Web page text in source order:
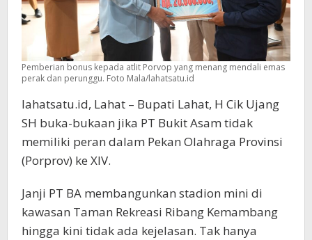
Pemberian bonus kepada atlit Porvop yang menang mendali emas
perak dan perunggu. Foto Mala/lahatsatu.id
lahatsatu.id, Lahat – Bupati Lahat, H Cik Ujang
SH buka-bukaan jika PT Bukit Asam tidak
memiliki peran dalam Pekan Olahraga Provinsi
(Porprov) ke XIV.
Janji PT BA membangunkan stadion mini di
kawasan Taman Rekreasi Ribang Kemambang
hingga kini tidak ada kejelasan. Tak hanya